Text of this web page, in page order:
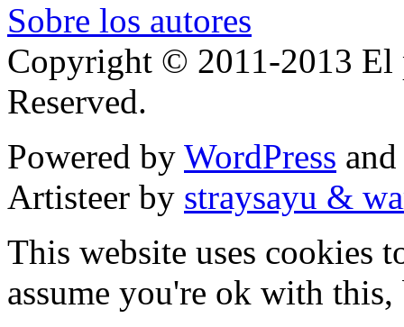
Sobre los autores
Copyright © 2011-2013 El
Reserved.
Powered by WordPress and
Artisteer by straysayu &
This website uses cookies
assume you're ok with